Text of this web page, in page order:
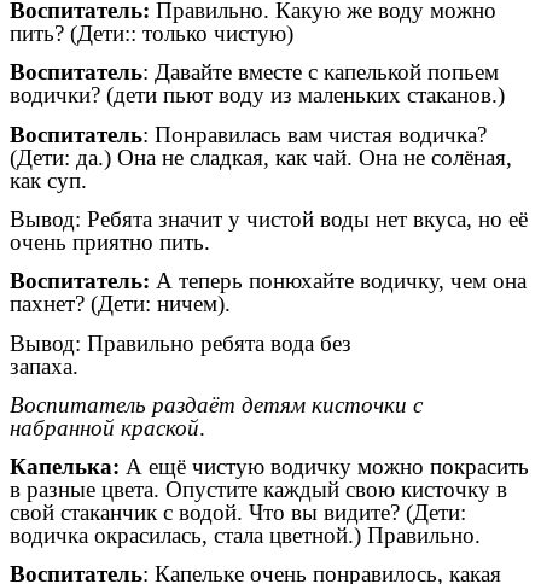
Воспитатель: Правильно. Какую же воду можно
пить? (Дети:: только чистую)
Воспитатель: Давайте вместе с капелькой попьем
водички? (дети пьют воду из маленьких стаканов.)
Воспитатель: Понравилась вам чистая водичка?
(Дети: да.) Она не сладкая, как чай. Она не солёная,
как суп.
Вывод: Ребята значит у чистой воды нет вкуса, но её
очень приятно пить.
Воспитатель: А теперь понюхайте водичку, чем она
пахнет? (Дети: ничем).
Вывод: Правильно ребята вода без
запаха.
Воспитатель раздаёт детям кисточки с
набранной краской.
Капелька: А ещё чистую водичку можно покрасить
в разные цвета. Опустите каждый свою кисточку в
свой стаканчик с водой. Что вы видите? (Дети:
водичка окрасилась, стала цветной.) Правильно.
Воспитатель: Капельке очень понравилось, какая